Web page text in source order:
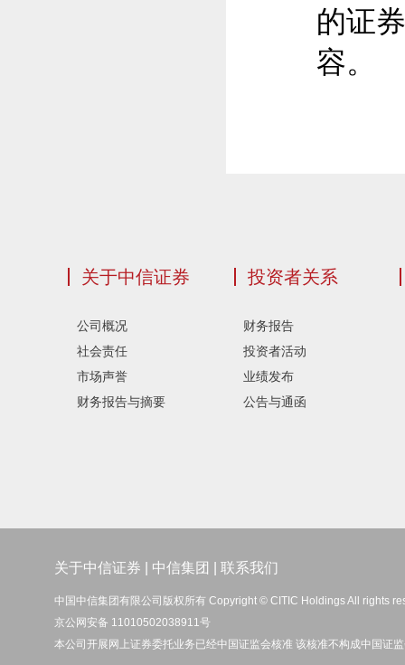
的证
容。
关于中信证券
公司概况
社会责任
市场声誉
财务报告与摘要
投资者关系
财务报告
投资者活动
业绩发布
公告与通函
关于中信证券 中信集团 联系我们
中国中信集团有限公司版权所有 Copyright © CITIC Holdings All rights
京公网安备 11010502038911号
本公司开展网上证券委托业务已经中国证监会核准 该核准不构成中国证